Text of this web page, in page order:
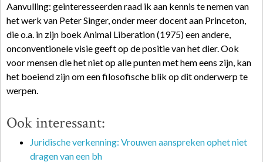
Aanvulling: geinteresseerden raad ik aan kennis te nemen van
het werk van Peter Singer, onder meer docent aan Princeton,
die o.a. in zijn boek Animal Liberation (1975) een andere,
onconventionele visie geeft op de positie van het dier. Ook
voor mensen die het niet op alle punten met hem eens zijn, kan
het boeiend zijn om een filosofische blik op dit onderwerp te
werpen.
Ook interessant:
Juridische verkenning: Vrouwen aanspreken ophet niet
dragen van een bh